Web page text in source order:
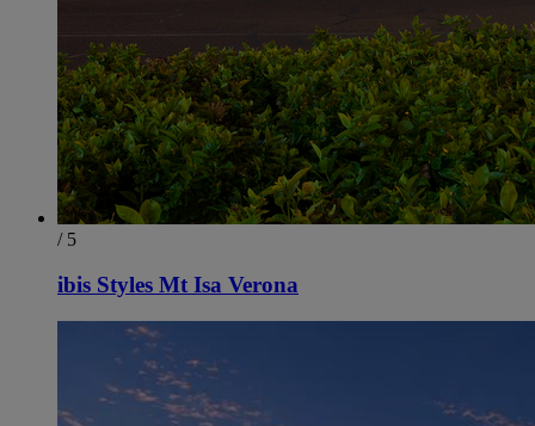
/ 5
ibis Styles Mt Isa Verona